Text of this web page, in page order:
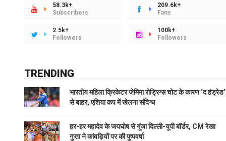
58.3k+
Subscribers
209.6k+
Fans
2.5k+
Followers
100k+
Followers
TRENDING
भारतीय महिला क्रिकेटर जेमिमा रोड्रिग्स चोट के कारण ‘द हंड्रेड’
से बाहर, एशिया कप में खेलना संदिग्ध
हर-हर महादेव के जयघोष से गूंजा दिल्ली-यूपी बॉर्डर, CM रेखा
गुप्ता ने कांवड़ियों पर की पुष्पवर्षा